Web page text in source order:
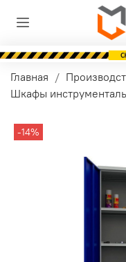
Главная
Шкафы
-14%